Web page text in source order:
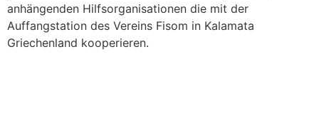
anhängenden Hilfsorganisationen die mit der
Auffangstation des Vereins Fisom in Kalamata
Griechenland kooperieren.